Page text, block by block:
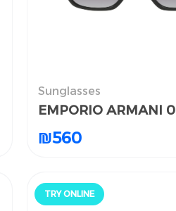
Sunglasses
EMPORIO ARMANI
₪560
TRY ONLINE
النظارات الشمسية
EMPORIO ARMANI
₪560
جرّب أونلاين